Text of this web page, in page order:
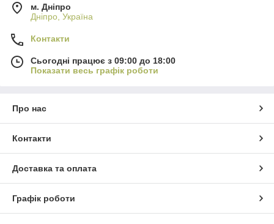
м. Дніпро
Дніпро, Україна
Контакти
Сьогодні працює з 09:00 до 18:00
Показати весь графік роботи
Про нас
Контакти
Доставка та оплата
Графік роботи